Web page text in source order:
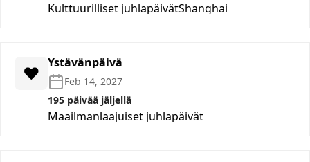
Kulttuurilliset juhlapäivätShanghai
❤️ Ystävänpäivä
Feb 14, 2027
195 päivää jäljellä
Maailmanlaajuiset juhlapäivät